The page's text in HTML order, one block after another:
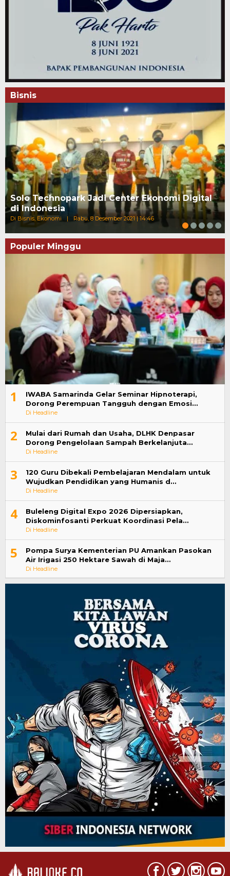
Bisnis
Solo Technopark Jadi Center Ekonomi Digital
di Indonesia
Di Bisnis, Ekonomi | Rabu, 8 Desember 2021 | 14:46
Populer Minggu
1
IWABA Samarinda Gelar Seminar Hipnoterapi,
Dorong Perempuan Tangguh dengan Emosi…
Di Headline
2
Mulai dari Rumah dan Usaha, DLHK Denpasar
Dorong Pengelolaan Sampah Berkelanjuta…
Di Headline
3
120 Guru Dibekali Pembelajaran Mendalam untuk
Wujudkan Pendidikan yang Humanis d…
Di Headline
4
Buleleng Digital Expo 2026 Dipersiapkan,
Diskominfosanti Perkuat Koordinasi Pela…
Di Headline
5
Pompa Surya Kementerian PU Amankan Pasokan
Air Irigasi 250 Hektare Sawah di Maja…
Di Headline